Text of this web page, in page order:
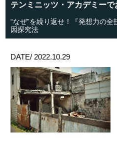
テンミニッツ・アカデミー
“なぜ”を繰り返せ！『発想力の全
因探究法
DATE/ 2022.10.29